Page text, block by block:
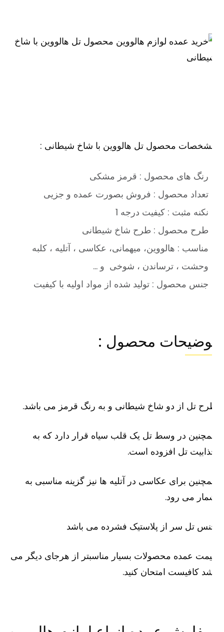
محصول تل هالووین با شاخ شیطانی :
رنگ های محصول : قرمز مشکی
تعداد محصول : فروش بصورت عمده و جزیی
نکنه مثبت : کیفیت درجه 1
طرح محصول : طرح شاخ شیطانی
مناسب : هالووین، میهمانی، عکاسی ، آتلیه ، کلبه
وحشت ، ترساندن ، شوخی و …
جنس محصول : تولید شده از مواد اولیه با کیفیت
محصول :
تل از دو شاخ شیطانی و به رنگ قرمز می باشد.
در وسط تل یک قلب سیاه قرار دارد که به
تل افزوده است.
برای عکاسی در آتلیه ها نیز گزینه مناسبی به
می رود.
تل سر از پلاستیک فشرده می باشد
عمده محصولات بسیار مناسبتر از هرجای دیگر می
کافیست امتحان کنید.